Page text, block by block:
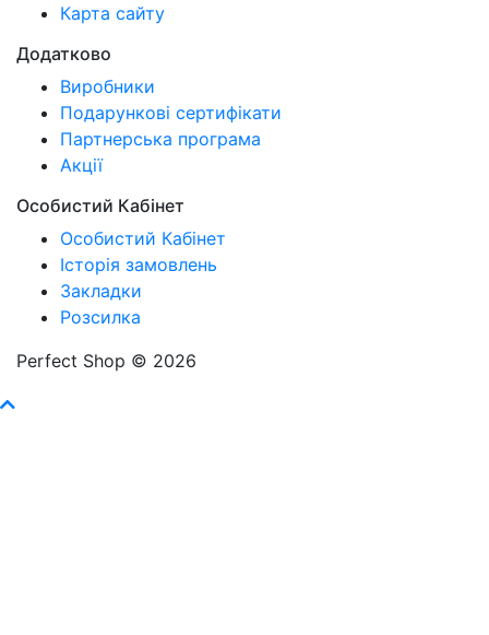
Карта сайту
Додатково
Виробники
Подарункові сертифікати
Партнерська програма
Акції
Особистий Кабінет
Особистий Кабінет
Історія замовлень
Закладки
Розсилка
Perfect Shop © 2026